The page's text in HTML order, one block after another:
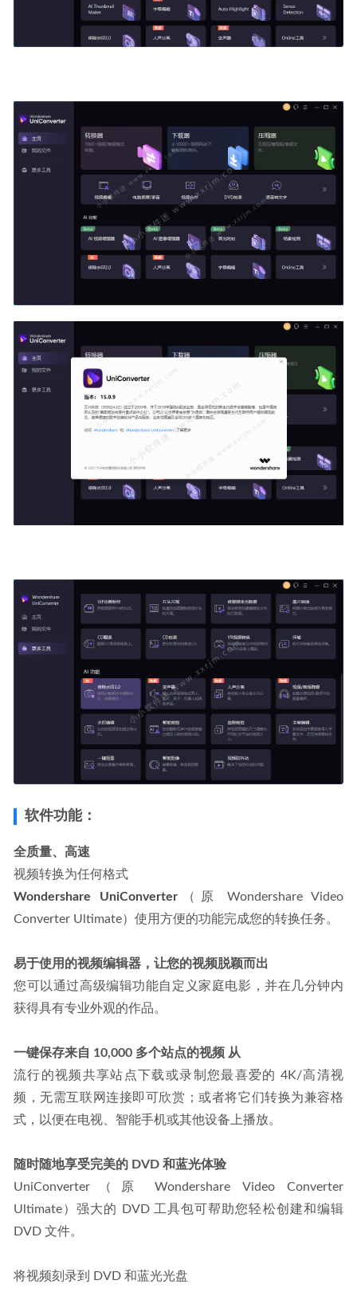
软件功能：
全质量、高速
视频转换为任何格式
Wondershare UniConverter（原 Wondershare Video
Converter Ultimate）使用方便的功能完成您的转换任务。
易于使用的视频编辑器，让您的视频脱颖而出
您可以通过高级编辑功能自定义家庭电影，并在几分钟内
获得具有专业外观的作品。
一键保存来自 10,000 多个站点的视频 从
流行的视频共享站点下载或录制您最喜爱的 4K/高清视
频，无需互联网连接即可欣赏；或者将它们转换为兼容格
式，以便在电视、智能手机或其他设备上播放。
随时随地享受完美的 DVD 和蓝光体验
UniConverter（原 Wondershare Video Converter
Ultimate）强大的 DVD 工具包可帮助您轻松创建和编辑
DVD 文件。
将视频刻录到 DVD 和蓝光光盘